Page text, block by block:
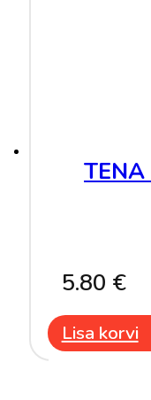
5.80 €
Lisa korvi